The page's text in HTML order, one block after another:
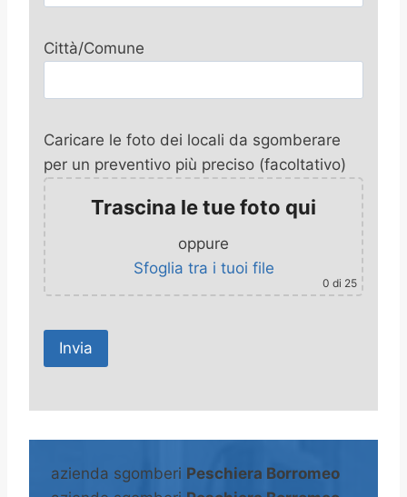
Città/Comune
Caricare le foto dei locali da sgomberare
per un preventivo più preciso (facoltativo)
Trascina le tue foto qui
oppure
Sfoglia tra i tuoi file
0 di 25
A
eazienda sgomberi Peschiera Borromeo